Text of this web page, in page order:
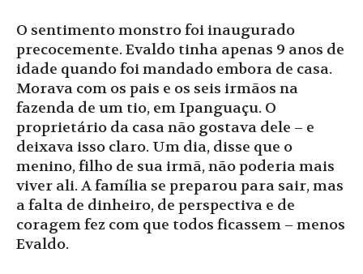
O sentimento monstro foi inaugurado
precocemente. Evaldo tinha apenas 9 anos de
idade quando foi mandado embora de casa.
Morava com os pais e os seis irmãos na
fazenda de um tio, em Ipanguaçu. O
proprietário da casa não gostava dele – e
deixava isso claro. Um dia, disse que o
menino, filho de sua irmã, não poderia mais
viver ali. A família se preparou para sair, mas
a falta de dinheiro, de perspectiva e de
coragem fez com que todos ficassem – menos
Evaldo.